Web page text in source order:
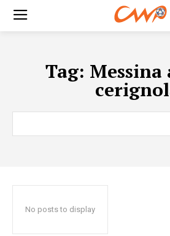
Tag: Messina
No posts to display